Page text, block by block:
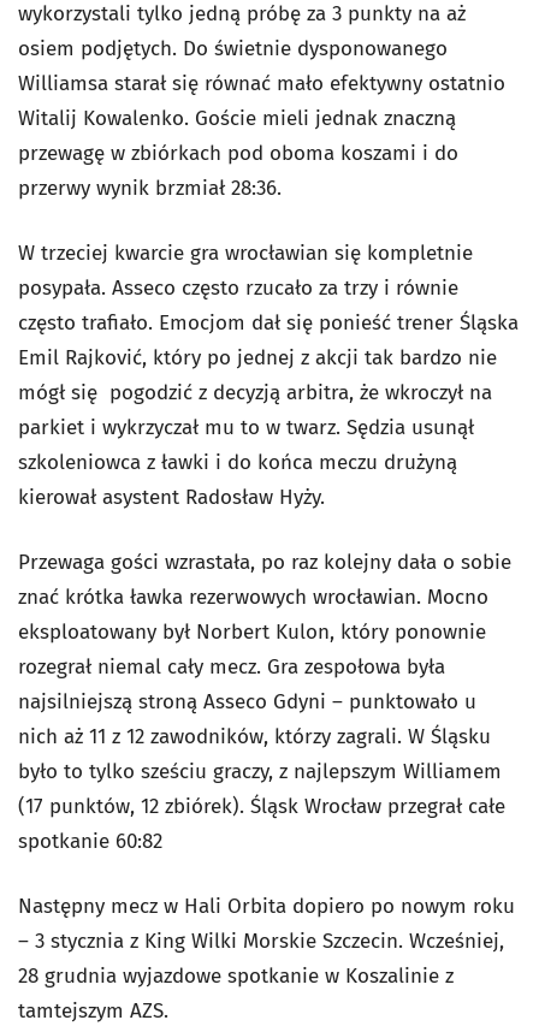
wykorzystali tylko jedną próbę za 3 punkty na aż
osiem podjętych. Do świetnie dysponowanego
Williamsa starał się równać mało efektywny ostatnio
Witalij Kowalenko. Goście mieli jednak znaczną
przewagę w zbiórkach pod oboma koszami i do
przerwy wynik brzmiał 28:36.
W trzeciej kwarcie gra wrocławian się kompletnie
posypała. Asseco często rzucało za trzy i równie
często trafiało. Emocjom dał się ponieść trener Śląska
Emil Rajković, który po jednej z akcji tak bardzo nie
mógł się pogodzić z decyzją arbitra, że wkroczył na
parkiet i wykrzyczał mu to w twarz. Sędzia usunął
szkoleniowca z ławki i do końca meczu drużyną
kierował asystent Radosław Hyży.
Przewaga gości wzrastała, po raz kolejny dała o sobie
znać krótka ławka rezerwowych wrocławian. Mocno
eksploatowany był Norbert Kulon, który ponownie
rozegrał niemal cały mecz. Gra zespołowa była
najsilniejszą stroną Asseco Gdyni – punktowało u
nich aż 11 z 12 zawodników, którzy zagrali. W Śląsku
było to tylko sześciu graczy, z najlepszym Williamem
(17 punktów, 12 zbiórek). Śląsk Wrocław przegrał całe
spotkanie 60:82
Następny mecz w Hali Orbita dopiero po nowym roku
– 3 stycznia z King Wilki Morskie Szczecin. Wcześniej,
28 grudnia wyjazdowe spotkanie w Koszalinie z
tamtejszym AZS.